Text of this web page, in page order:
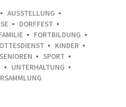
AUSSTELLUNG
DORFFEST
FORTBILDUNG
KINDER
SENIOREN
SPORT
UNTERHALTUNG